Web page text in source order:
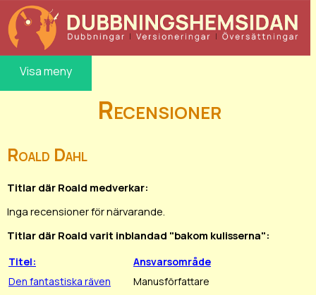
Visa meny
Recensioner
Roald Dahl
Titlar där Roald medverkar:
Inga recensioner för närvarande.
Titlar där Roald varit inblandad "bakom kulisserna":
Titel:
Ansvarsområde
Den fantastiska räven
Manusförfattare